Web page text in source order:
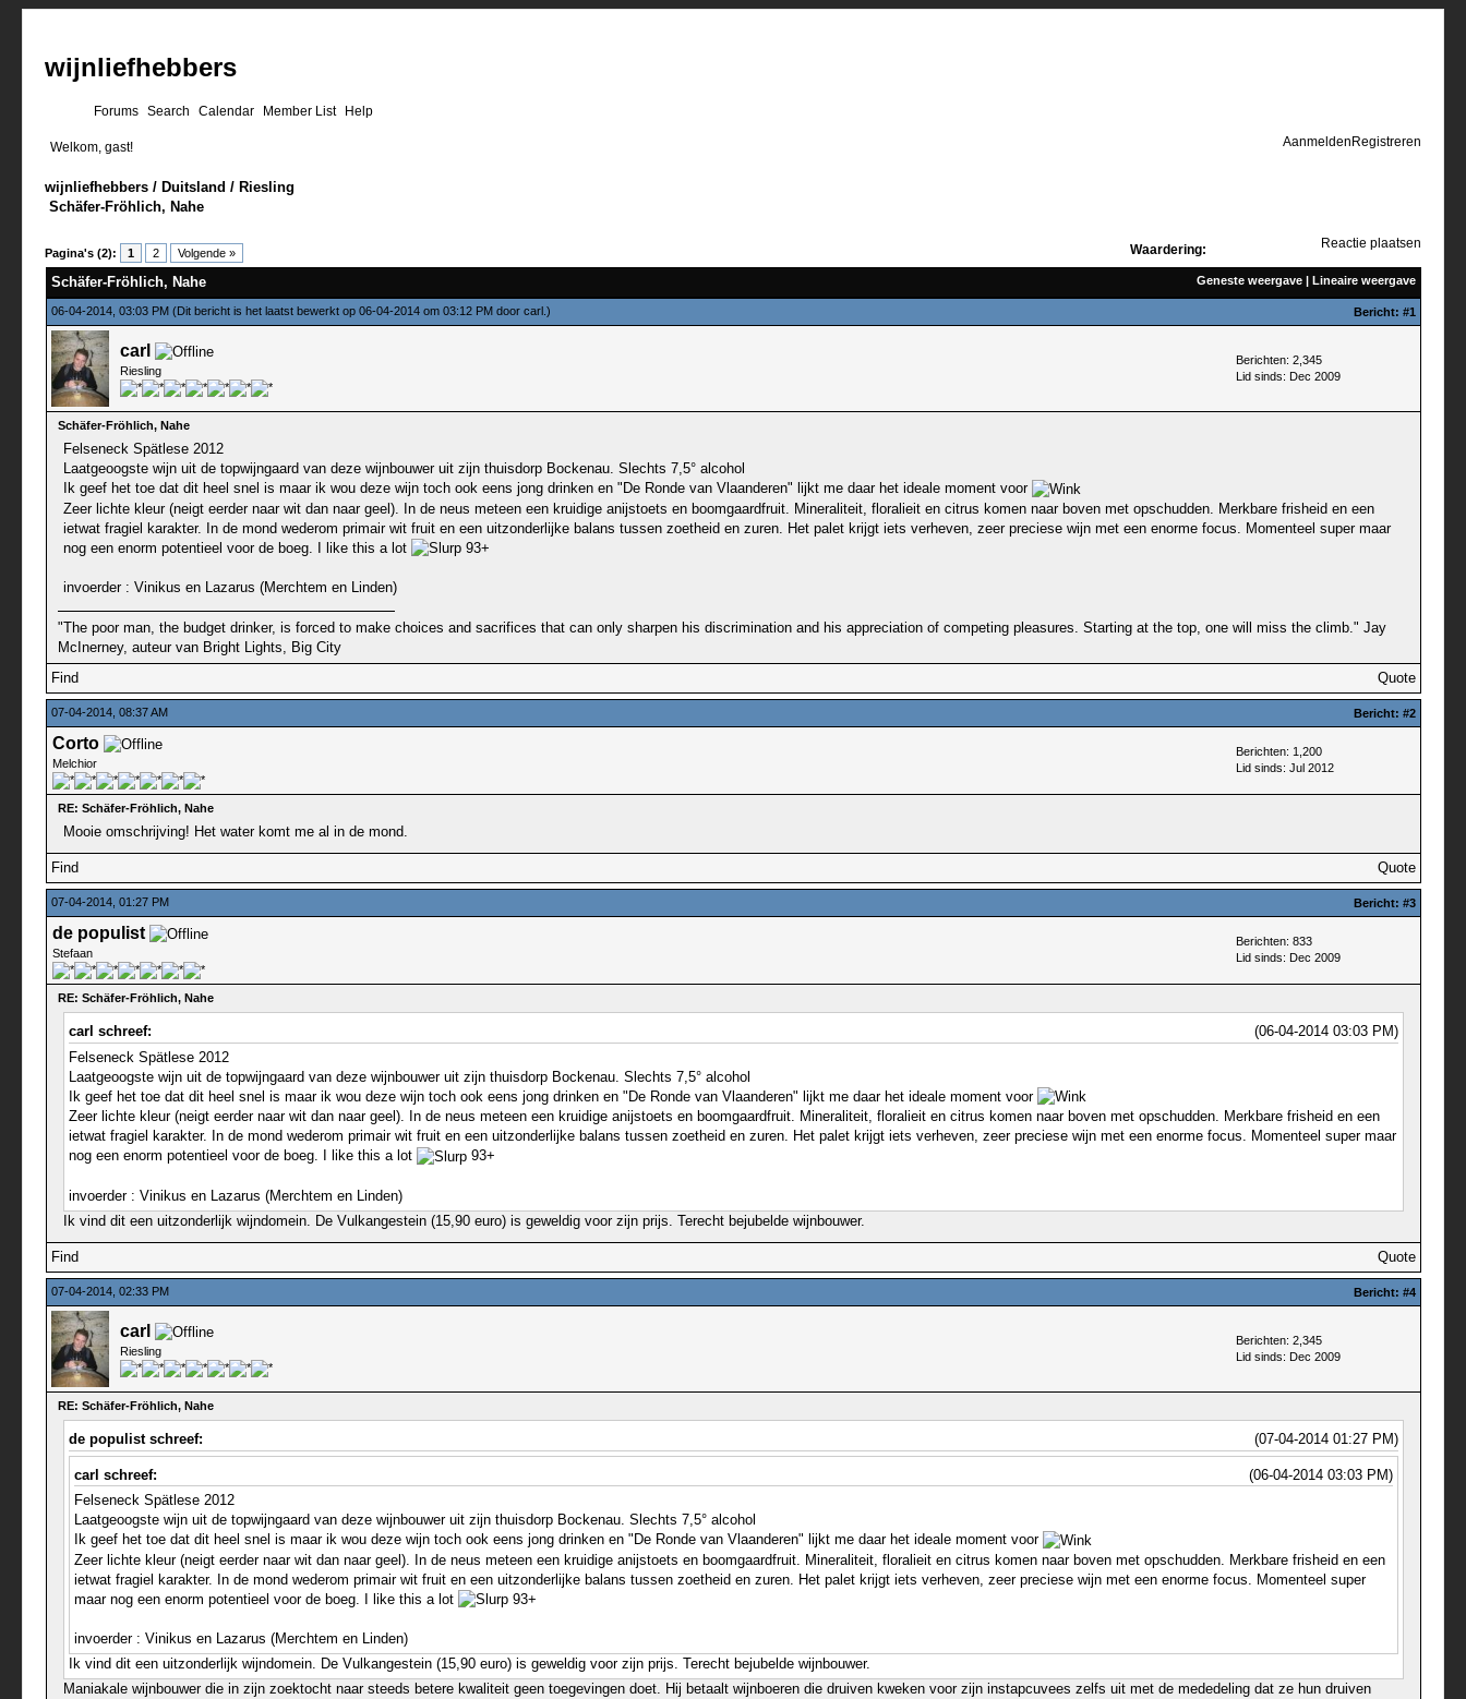
wijnliefhebbers
Forums Search Calendar Member List
Help
Aanmelden Registreren
Welkom, gast!
wijnliefhebbers / Duitsland / Riesling
Schäfer-Fröhlich, Nahe
Pagina's (2): 1 2 Volgende »
Reactie plaatsen
Waardering:
0 stemmen - gemiddelde waardering is 0
12345
Geneste weergave| Lineaire weergave
Schäfer-Fröhlich, Nahe
06-04-2014, 03:03 PM (Dit bericht is het laatst bewerkt op 06-04-2014 om 03:12 PM door carl.) Bericht: #1
carl
Riesling
Berichten: 2,345
Lid sinds: Dec 2009
Schäfer-Fröhlich, Nahe
Felseneck Spätlese 2012
Laatgeoogste wijn uit de topwijngaard van deze wijnbouwer uit zijn thuisdorp Bockenau. Slechts 7,5° alcohol
Ik geef het toe dat dit heel snel is maar ik wou deze wijn toch ook eens jong drinken en "De Ronde van Vlaanderen" lijkt me daar het ideale moment voor
Zeer lichte kleur (neigt eerder naar wit dan naar geel). In de neus meteen een kruidige anijstoets en boomgaardfruit. Mineraliteit, floralieit en citrus komen naar boven met opschudden. Merkbare frisheid en een
ietwat fragiel karakter. In de mond wederom primair wit fruit en een uitzonderlijke balans tussen zoetheid en zuren. Het palet krijgt iets verheven, zeer preciese wijn met een enorme focus. Momenteel super maar
nog een enorm potentieel voor de boeg. I like this a lot
93+
invoerder : Vinikus en Lazarus (Merchtem en Linden)
"The poor man, the budget drinker, is forced to make choices and sacrifices that can only sharpen his discrimination and his appreciation of competing pleasures. Starting at the top, one will miss the climb." Jay
McInerney, auteur van Bright Lights, Big City
Find
Quote
07-04-2014, 08:37 AM Bericht: #2
Corto
Melchior
Berichten: 1,200
Lid sinds: Jul 2012
RE: Schäfer-Fröhlich, Nahe
Mooie omschrijving! Het water komt me al in de mond.
Find Quote
07-04-2014, 01:27 PM Bericht: #3
de populist
Stefaan
Berichten: 833
Lid sinds: Dec 2009
RE: Schäfer-Fröhlich, Nahe
(06-04-2014 03:03 PM)
carl schreef:
Felseneck Spätlese 2012
Laatgeoogste wijn uit de topwijngaard van deze wijnbouwer uit zijn thuisdorp Bockenau. Slechts 7,5° alcohol
Ik geef het toe dat dit heel snel is maar ik wou deze wijn toch ook eens jong drinken en "De Ronde van Vlaanderen" lijkt me daar het ideale moment voor
Zeer lichte kleur (neigt eerder naar wit dan naar geel). In de neus meteen een kruidige anijstoets en boomgaardfruit. Mineraliteit, floralieit en citrus komen naar boven met opschudden. Merkbare frisheid en een
ietwat fragiel karakter. In de mond wederom primair wit fruit en een uitzonderlijke balans tussen zoetheid en zuren. Het palet krijgt iets verheven, zeer preciese wijn met een enorme focus. Momenteel super maar
nog een enorm potentieel voor de boeg. I like this a lot
93+
invoerder : Vinikus en Lazarus (Merchtem en Linden)
Ik vind dit een uitzonderlijk wijndomein. De Vulkangestein (15,90 euro) is geweldig voor zijn prijs. Terecht bejubelde wijnbouwer.
Find Quote
07-04-2014, 02:33 PM Bericht: #4
carl
Riesling
Berichten: 2,345
Lid sinds: Dec 2009
RE: Schäfer-Fröhlich, Nahe
(07-04-2014 01:27 PM)
de populist schreef:
(06-04-2014 03:03 PM)
carl schreef:
Felseneck Spätlese 2012
Laatgeoogste wijn uit de topwijngaard van deze wijnbouwer uit zijn thuisdorp Bockenau. Slechts 7,5° alcohol
Ik geef het toe dat dit heel snel is maar ik wou deze wijn toch ook eens jong drinken en "De Ronde van Vlaanderen" lijkt me daar het ideale moment voor
Zeer lichte kleur (neigt eerder naar wit dan naar geel). In de neus meteen een kruidige anijstoets en boomgaardfruit. Mineraliteit, floralieit en citrus komen naar boven met opschudden. Merkbare frisheid en een
ietwat fragiel karakter. In de mond wederom primair wit fruit en een uitzonderlijke balans tussen zoetheid en zuren. Het palet krijgt iets verheven, zeer preciese wijn met een enorme focus. Momenteel super
maar nog een enorm potentieel voor de boeg. I like this a lot
93+
invoerder : Vinikus en Lazarus (Merchtem en Linden)
Ik vind dit een uitzonderlijk wijndomein. De Vulkangestein (15,90 euro) is geweldig voor zijn prijs. Terecht bejubelde wijnbouwer.
Maniakale wijnbouwer die in zijn zoektocht naar steeds betere kwaliteit geen toegevingen doet. Hij betaalt wijnboeren die druiven kweken voor zijn instapcuvees zelfs uit met de mededeling dat ze hun druiven